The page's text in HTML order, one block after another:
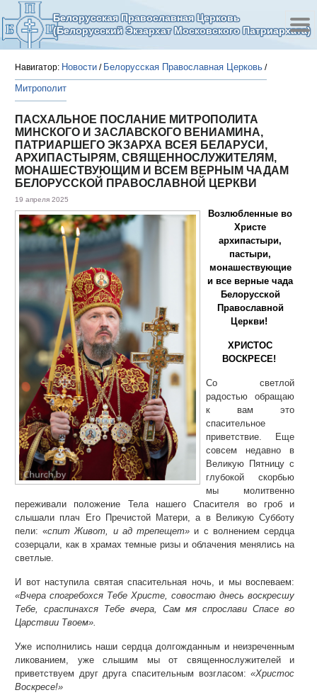
Белорусская Православная Церковь
(Белорусский Экзархат Московского Патриархата)
Навигатор: Новости / Белорусская Православная Церковь /
Митрополит
ПАСХАЛЬНОЕ ПОСЛАНИЕ МИТРОПОЛИТА
МИНСКОГО И ЗАСЛАВСКОГО ВЕНИАМИНА,
ПАТРИАРШЕГО ЭКЗАРХА ВСЕЯ БЕЛАРУСИ,
АРХИПАСТЫРЯМ, СВЯЩЕННОСЛУЖИТЕЛЯМ,
МОНАШЕСТВУЮЩИМ И ВСЕМ ВЕРНЫМ ЧАДАМ
БЕЛОРУССКОЙ ПРАВОСЛАВНОЙ ЦЕРКВИ
19 апреля 2025
Возлюбленные во
Христе
архипастыри,
пастыри,
монашествующие
и все верные чада
Белорусской
Православной
Церкви!
ХРИСТОС
ВОСКРЕСЕ!
Со светлой
радостью обращаю
к вам это
спасительное
приветствие. Еще
совсем недавно в
Великую Пятницу с
глубокой скорбью
мы молитвенно
переживали положение Тела нашего Спасителя во гроб и
слышали плач Его Пречистой Матери, а в Великую Субботу
пели: «спит Живот, и ад трепещет» и с волнением сердца
созерцали, как в храмах темные ризы и облачения менялись на
светлые.
И вот наступила святая спасительная ночь, и мы воспеваем:
«Вчера спогребохся Тебе Христе, совостаю днесь воскресшу
Тебе, сраспинахся Тебе вчера, Сам мя спрослави Спасе во
Царствии Твоем».
Уже исполнились наши сердца долгожданным и неизреченным
ликованием, уже слышим мы от священнослужителей и
приветствуем друг друга спасительным возгласом:«Христос
Воскресе!»